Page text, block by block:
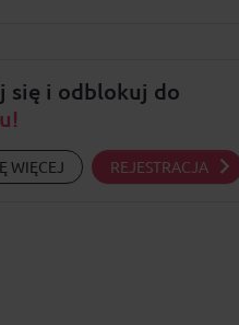
się i odblokuj do
WIĘCEJ REJESTRACJA